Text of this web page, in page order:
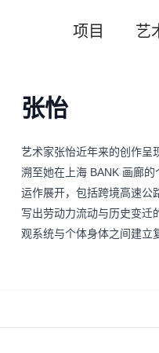
项目 艺
张怡
艺术家张怡近年来的创作呈
溯至她在上海 BANK 画廊
运作展开，包括跨境高速公
写出劳动力流动与历史变迁
观系统与个体身体之间建立